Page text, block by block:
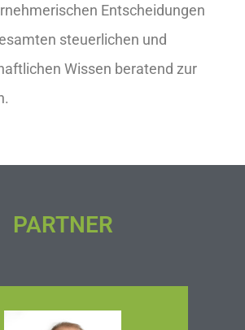
Entscheidungen
steuerlichen und
Wissen beratend zur
PARTNER